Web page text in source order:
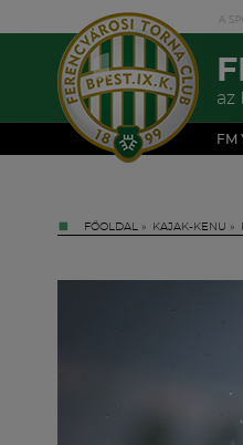
az
FM
FŐOLDAL » KAJAK-KENU »